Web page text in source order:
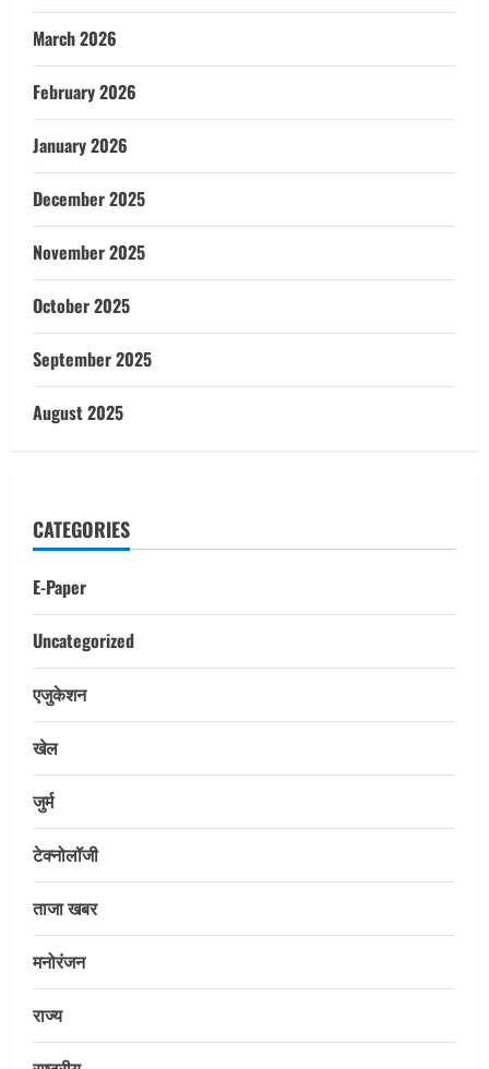
March 2026
February 2026
January 2026
December 2025
November 2025
October 2025
September 2025
August 2025
CATEGORIES
E-Paper
Uncategorized
एजुकेशन
खेल
जुर्म
टेक्नोलॉजी
ताजा खबर
मनोरंजन
राज्य
विभाग